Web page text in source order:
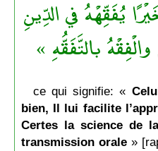
يُفَقِّهْهُ في الدِّينِ
بالتَّفَقُّهِ »
ce qui signifie: «
bien, Il lui facilite
Certes la science de
transmission orale»